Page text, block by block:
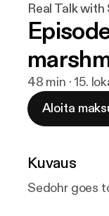
Real Talk
48 min · 15.
Aloita
Kuvaus
Sedohr goes